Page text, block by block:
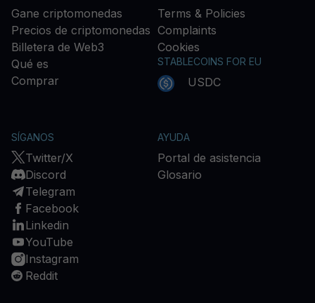
Gane criptomonedas
Precios de criptomonedas
Billetera de Web3
Qué es
Comprar
Terms & Policies
Complaints
Cookies
STABLECOINS FOR EU
USDC
SÍGANOS
Twitter/X
Discord
Telegram
Facebook
Linkedin
YouTube
Instagram
Reddit
AYUDA
Portal de asistencia
Glosario